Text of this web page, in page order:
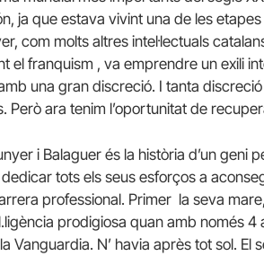
ja que estava vivint una de les
com molts altres intel·lectuals
el franquism , va emprendre un exili
una gran discreció. I tanta
Però ara tenim l’oportunitat de
i Balaguer és la història d’un geni
dedicar tots els seus esforços a
professional. Primer la seva
prodigiosa quan amb només
Vanguardia. N’ havia après tot sol. El